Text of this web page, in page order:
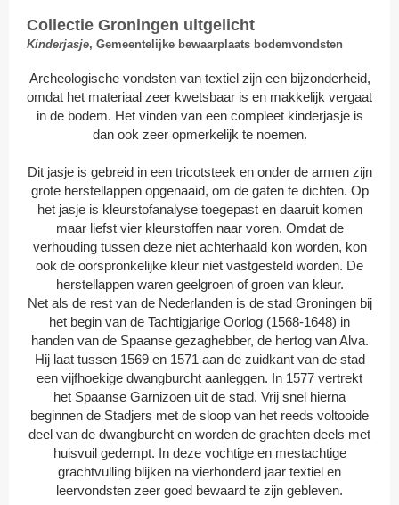
Collectie Groningen uitgelicht
Kinderjasje, Gemeentelijke bewaarplaats bodemvondsten
Archeologische vondsten van textiel zijn een bijzonderheid,
omdat het materiaal zeer kwetsbaar is en makkelijk vergaat
in de bodem. Het vinden van een compleet kinderjasje is
dan ook zeer opmerkelijk te noemen.
Dit jasje is gebreid in een tricotsteek en onder de armen zijn
grote herstellappen opgenaaid, om de gaten te dichten. Op
het jasje is kleurstofanalyse toegepast en daaruit komen
maar liefst vier kleurstoffen naar voren. Omdat de
verhouding tussen deze niet achterhaald kon worden, kon
ook de oorspronkelijke kleur niet vastgesteld worden. De
herstellappen waren geelgroen of groen van kleur.
Net als de rest van de Nederlanden is de stad Groningen bij
het begin van de Tachtigjarige Oorlog (1568-1648) in
handen van de Spaanse gezaghebber, de hertog van Alva.
Hij laat tussen 1569 en 1571 aan de zuidkant van de stad
een vijfhoekige dwangburcht aanleggen. In 1577 vertrekt
het Spaanse Garnizoen uit de stad. Vrij snel hierna
beginnen de Stadjers met de sloop van het reeds voltooide
deel van de dwangburcht en worden de grachten deels met
huisvuil gedempt. In deze vochtige en mestachtige
grachtvulling blijken na vierhonderd jaar textiel en
leervondsten zeer goed bewaard te zijn gebleven.